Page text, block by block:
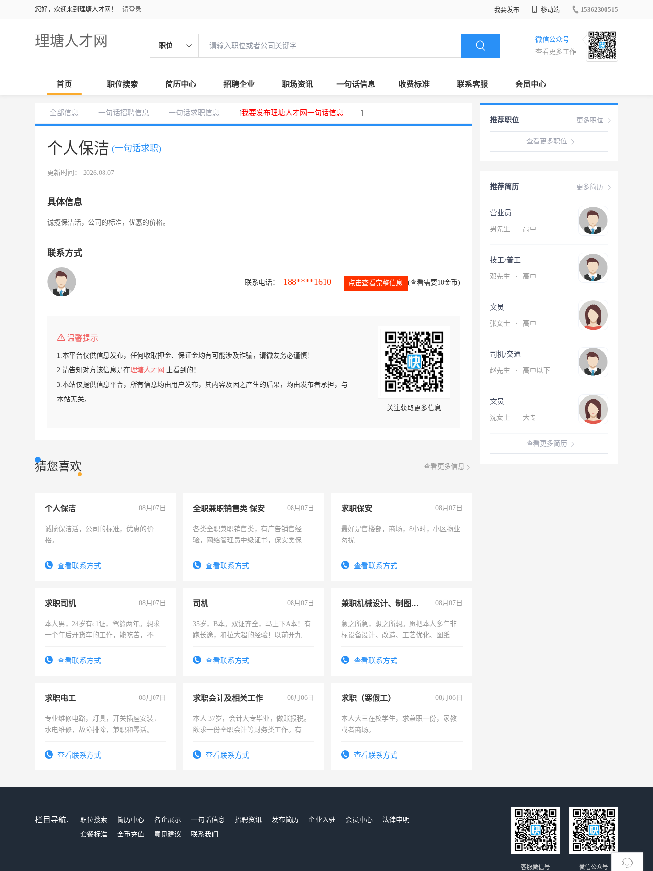
您好，欢迎来到理塘人才网！ 请登录 我要发布 移动端 15362300515
理塘人才网 职位
微信公众号
查看更多工作
首页 职位搜索 简历中心 招聘企业 职场资讯 一句话信息 收费标准 联系客服 会员中心
全部信息 一句话招聘信息 一句话求职信息 [我要发布理塘人才网一句话信息 ]
个人保洁 (一句话求职)
更新时间： 2026.08.07
具体信息
诚揽保洁活，公司的标准，优惠的价格。
联系方式
联系电话： 188****1610 点击查看完整信息 (查看需要10金币)
温馨提示
1.本平台仅供信息发布，任何收取押金、保证金均有可能涉及诈骗，请微友务必谨慎！
2.请告知对方该信息是在理塘人才网
上看到的！
3.本站仅提供信息平台，所有信息均由用户发布，其内容及因之产生的后果，均由发布者承担，与
本站无关。
关注获取更多信息
猜您喜欢 查看更多信息
个人保洁 08月07日
诚揽保洁活，公司的标准，优惠的价
格。
查看联系方式
全职兼职销售类 保安 08月07日
各类全职兼职销售类，有广告销售经
验，网络管理员中级证书，保安类保安
有高低压电工证和十几年工作经验
查看联系方式
求职保安 08月07日
最好是售楼部，商场，8小时，小区物业
勿扰
查看联系方式
求职司机 08月07日
本人男，24岁有c1证，驾龄两年。想求
一个年后开货车的工作，能吃苦，不怕
查看联系方式
司机 08月07日
35岁，B本。双证齐全，马上下A本！有
跑长途，和拉大超的经验！以前开九米
查看联系方式
兼职机械设计、制图、设备改造 08月07日
急之所急，想之所想。愿把本人多年非
标设备设计、改造、工艺优化、图纸制
结识有识之士，共享未来。
查看联系方式
求职电工 08月07日
专业维修电路，灯具，开关插座安装，
水电维修，故障排除，兼职和零活。
查看联系方式
求职会计及相关工作 08月06日
本人 37岁，会计大专毕业，做账报税。
欲求一份全职会计等财务类工作。有会
查看联系方式
求职（寒假工） 08月06日
本人大三在校学生，求兼职一份，家教
或者商场。
查看联系方式
更多职位
推荐职位
查看更多职位
更多简历
推荐简历
营业员
男先生 · 高中
技工/普工
邓先生 · 高中
文员
张女士 · 高中
司机/交通
赵先生 · 高中以下
文员
沈女士 · 大专
查看更多简历
栏目导航: 职位搜索 简历中心 名企展示 一句话信息 招聘资讯 发布简历 企业入驻 会员中心
法律申明
套餐标准
金币充值 意见建议 联系我们
微信公众号
客服微信号